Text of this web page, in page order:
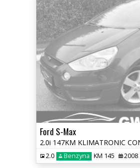
Ford S-Max
2.0 Benzyna KM 145 2008